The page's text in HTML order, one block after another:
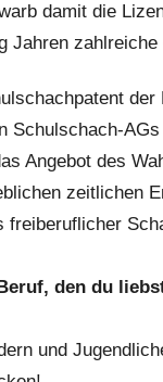
damit die
Jahren
Schulschach-
Angebot des
zeitlichen
freiberuflicher
den du
und